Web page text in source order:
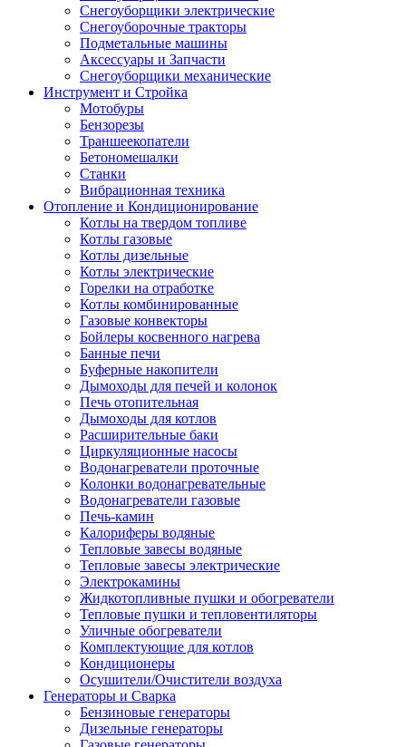
Снегоуборщики электрические
Снегоуборочные тракторы
Подметальные машины
Аксессуары и Запчасти
Снегоуборщики механические
Инструмент и Стройка
Мотобуры
Бензорезы
Траншеекопатели
Бетономешалки
Станки
Вибрационная техника
Отопление и Кондиционирование
Котлы на твердом топливе
Котлы газовые
Котлы дизельные
Котлы электрические
Горелки на отработке
Котлы комбинированные
Газовые конвекторы
Бойлеры косвенного нагрева
Банные печи
Буферные накопители
Дымоходы для печей и колонок
Печь отопительная
Дымоходы для котлов
Расширительные баки
Циркуляционные насосы
Водонагреватели проточные
Колонки водонагревательные
Водонагреватели газовые
Печь-камин
Калориферы водяные
Тепловые завесы водяные
Тепловые завесы электрические
Электрокамины
Жидкотопливные пушки и обогреватели
Тепловые пушки и тепловентиляторы
Уличные обогреватели
Комплектующие для котлов
Кондиционеры
Осушители/Очистители воздуха
Генераторы и Сварка
Бензиновые генераторы
Дизельные генераторы